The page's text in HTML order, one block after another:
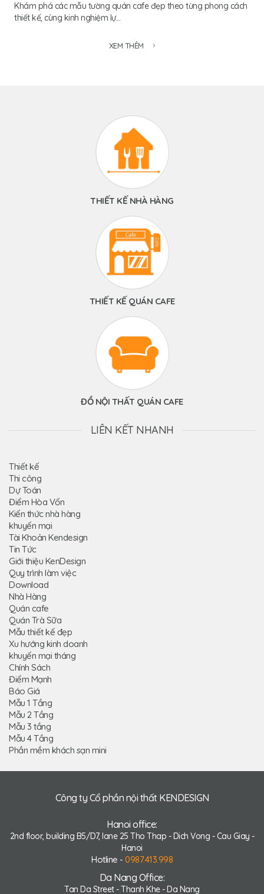
Khám phá các mẫu tường quán cafe đẹp theo từng phong cách
thiết kế, cùng kinh nghiệm lự...
XEM THÊM
THIẾT KẾ NHÀ HÀNG
THIẾT KẾ QUÁN CAFE
ĐỒ NỘI THẤT QUÁN CAFE
LIÊN KẾT NHANH
Thiết kế
Thi công
Dự Toán
Điểm Hòa Vốn
Kiến thức nhà hàng
khuyến mại
Tài Khoản Kendesign
Tin Tức
Giới thiệu KenDesign
Quy trình làm việc
Download
Nhà Hàng
Quán cafe
Quán Trà Sữa
Mẫu thiết kế đẹp
Xu hướng kinh doanh
khuyến mại tháng
Chính Sách
Điểm Mạnh
Báo Giá
Mẫu 1 Tầng
Mẫu 2 Tầng
Mẫu 3 tầng
Mẫu 4 Tầng
Phần mềm khách sạn mini
Công ty Cổ phần nội thất KENDESIGN
Hanoi office:
2nd floor, building B5/D7, lane 25 Tho Thap - Dich Vong - Cau Giay -
Hanoi
Hotline - 0987.413.998
Da Nang Office:
Tan Da Street - Thanh Khe - Da Nang